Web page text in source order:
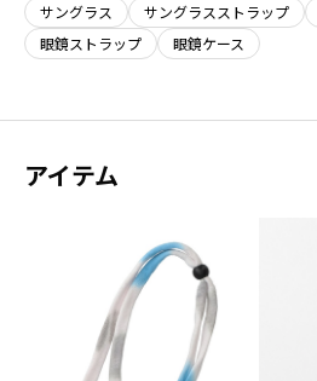
サングラス サングラスストラップ
眼鏡ストラップ
眼鏡ケース
アイテム